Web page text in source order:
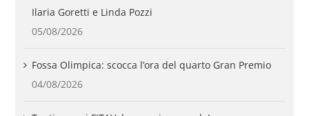
Ilaria Goretti e Linda Pozzi
05/08/2026
Fossa Olimpica: scocca l’ora del quarto Gran Premio
04/08/2026